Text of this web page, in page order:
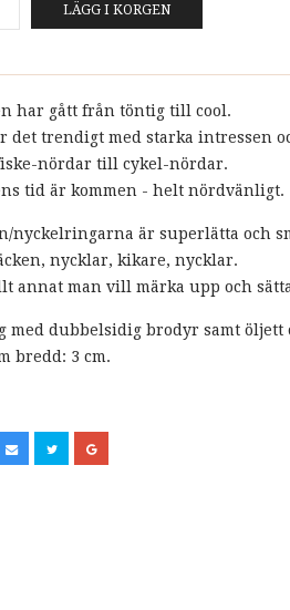
LÄGG I KORGEN
har gått från töntig till cool.
det trendigt med starka intressen
nördar till cykel-nördar.
tid är kommen - helt nördvänligt.
nyckelringarna är superlätta och
nycklar, kikare, nycklar.
annat man vill märka upp och
med dubbelsidig brodyr samt
bredd: 3 cm.